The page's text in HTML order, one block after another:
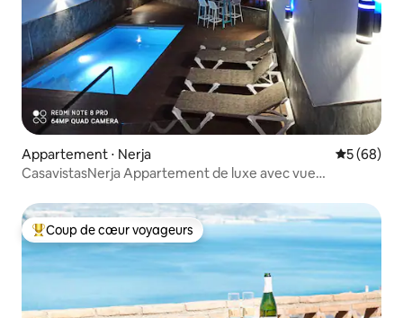
Appartement ⋅ Nerja
5 (68)
CasavistasNerja Appartement de luxe avec vue
Coups de cœur voyageurs les plus appréciés
Coup de cœur voyageurs